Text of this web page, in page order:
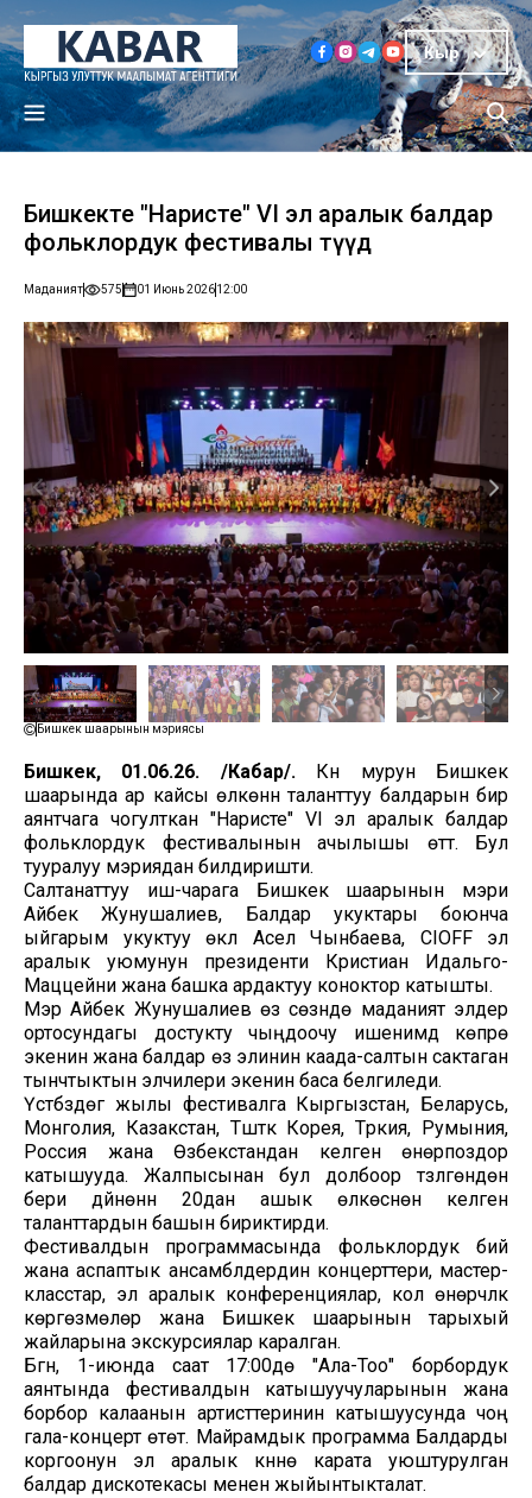
Кыр
Бишкекте "Наристе" VI эл аралык балдар
фольклордук фестивалы өтүүдө
Маданият 575 01 Июнь 202612:00
Бишкек шаарынын мэриясы
Бишкек, 01.06.26. /Кабар/.Күн мурун Бишкек
шаарында ар кайсы өлкөнүн таланттуу балдарын бир
аянтчага чогулткан "Наристе" VI эл аралык балдар
фольклордук фестивалынын ачылышы өттү. Бул
тууралуу мэриядан билдиришти.
Салтанаттуу иш-чарага Бишкек шаарынын мэри
Айбек Жунушалиев, Балдар укуктары боюнча
ыйгарым укуктуу өкүл Асел Чынбаева, CIOFF эл
аралык уюмунун президенти Кристиан Идальго-
Маццейни жана башка ардактуу коноктор катышты.
Мэр Айбек Жунушалиев өз сөзүндө маданият элдер
ортосундагы достукту чыңдоочу ишенимдүү көпүрө
экенин жана балдар өз элинин каада-салтын сактаган
тынчтыктын элчилери экенин баса белгиледи.
Үстүбүздөгү жылы фестивалга Кыргызстан, Беларусь,
Монголия, Казакстан, Түштүк Корея, Түркия, Румыния,
Россия жана Өзбекстандан келген өнөрпоздор
катышууда. Жалпысынан бул долбоор түзүлгөндөн
бери дүйнөнүн 20дан ашык өлкөсүнөн келген
таланттардын башын бириктирди.
Фестивалдын программасында фольклордук бий
жана аспаптык ансамблдердин концерттери, мастер-
класстар, эл аралык конференциялар, кол өнөрчүлүк
көргөзмөлөрү жана Бишкек шаарынын тарыхый
жайларына экскурсиялар каралган.
Бүгүн, 1-июнда саат 17:00дө "Ала-Тоо" борбордук
аянтында фестивалдын катышуучуларынын жана
борбор калаанын артисттеринин катышуусунда чоң
гала-концерт өтөт. Майрамдык программа Балдарды
коргоонун эл аралык күнүнө карата уюштурулган
балдар дискотекасы менен жыйынтыкталат.